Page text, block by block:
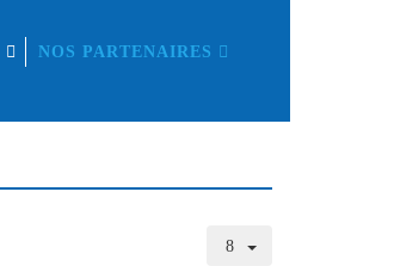
NOS PARTENAIRES